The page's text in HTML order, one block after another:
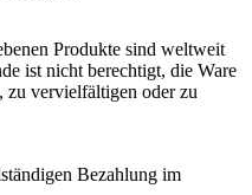
Produkte sind weltweit
ist nicht berechtigt, die Ware
zu vervielfältigen oder zu
Bezahlung im